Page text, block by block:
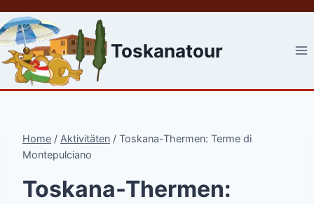
Skip
to
content
Toskanatour
Home / Aktivitäten / Toskana-Thermen: Terme di
Montepulciano
Toskana-Thermen: